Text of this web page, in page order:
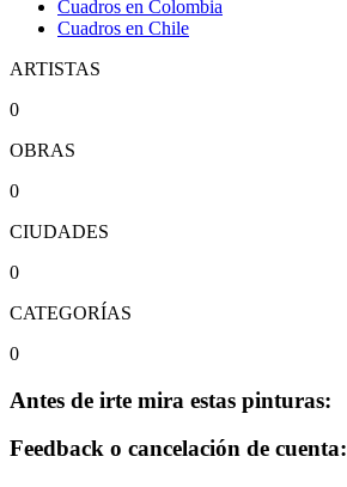
Cuadros en Colombia
Cuadros en Chile
ARTISTAS
0
OBRAS
0
CIUDADES
0
CATEGORÍAS
0
Antes de irte mira estas pinturas:
Feedback o cancelación de cuenta: